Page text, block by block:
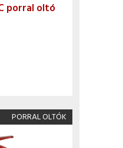
porral oltó
PORRAL OLTÓK